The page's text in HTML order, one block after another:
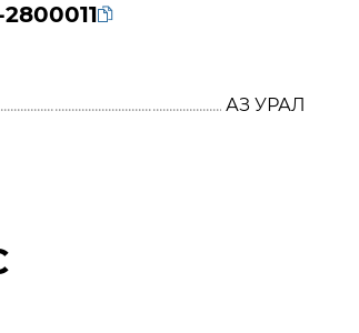
АЗ УРАЛ